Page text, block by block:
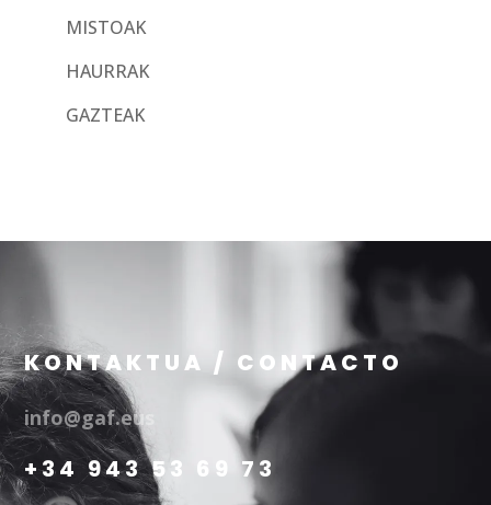
MISTOAK
HAURRAK
GAZTEAK
KONTAKTUA / CONTACTO
info@gaf.eus
+34 943 53 69 73